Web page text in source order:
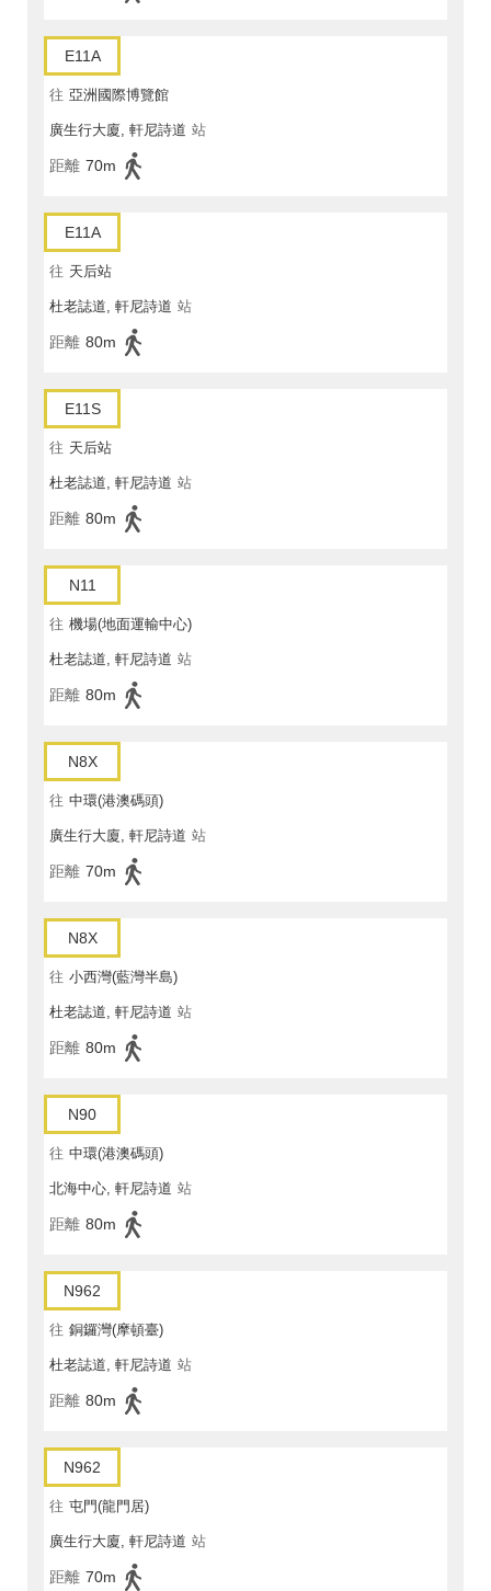
E11A
往 亞洲國際博覽館
廣生行大廈, 軒尼詩道 站
距離 70m
E11A
往 天后站
杜老誌道, 軒尼詩道 站
距離 80m
E11S
往 天后站
杜老誌道, 軒尼詩道 站
距離 80m
N11
往 機場(地面運輸中心)
杜老誌道, 軒尼詩道 站
距離 80m
N8X
往 中環(港澳碼頭)
廣生行大廈, 軒尼詩道 站
距離 70m
N8X
往 小西灣(藍灣半島)
杜老誌道, 軒尼詩道 站
距離 80m
N90
往 中環(港澳碼頭)
北海中心, 軒尼詩道 站
距離 80m
N962
往 銅鑼灣(摩頓臺)
杜老誌道, 軒尼詩道 站
距離 80m
N962
往 屯門(龍門居)
廣生行大廈, 軒尼詩道 站
距離 70m